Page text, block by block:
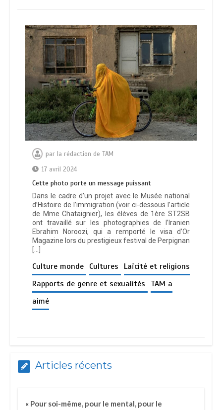
par la rédaction de TAM
17 avril 2024
Cette photo porte un message puissant
Dans le cadre d’un projet avec le Musée national
d’Histoire de l’immigration (voir ci-dessous l’article
de Mme Chataignier), les élèves de 1ère ST2SB
ont travaillé sur les photographies de l’Iranien
Ebrahim Noroozi, qui a remporté le visa d’Or
Magazine lors du prestigieux festival de Perpignan
Culture monde Cultures
Laïcité et religions
Rapports de genre et sexualités
TAM a
aimé
Articles récents
« Pour soi-même, pour le mental, pour le